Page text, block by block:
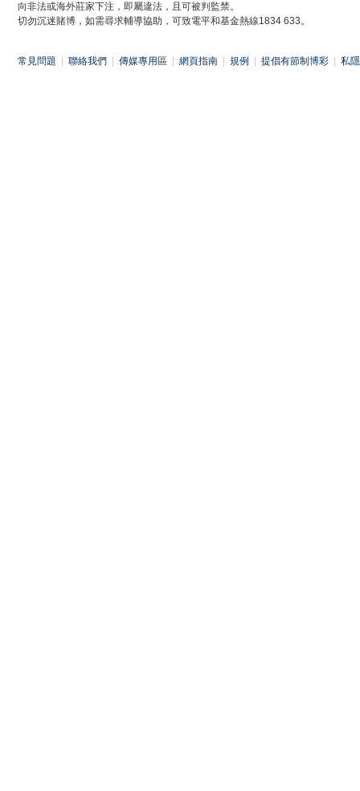
向非法或海外莊家下注，即屬違法，且可被判監禁。
切勿沉迷賭博，如需尋求輔導協助，可致電平和基金熱線1834 633。
常見問題 聯絡我們 傳媒專用區 網頁指南 規例 提倡有節制博彩 私